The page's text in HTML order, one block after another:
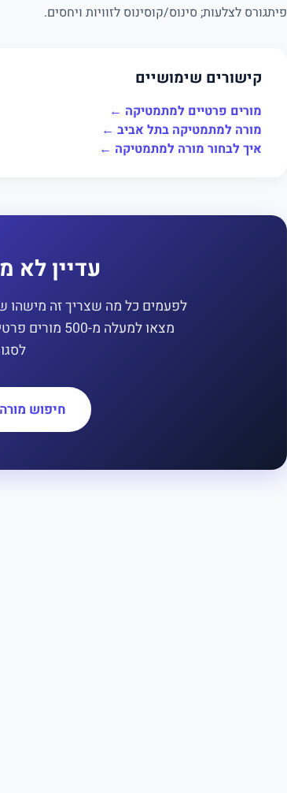
פיתגורס לצלעות; סינוס/קוסינוס לזוויות ויחסים.
קישורים שימושיים
מורים פרטיים למתמטיקה ←
מורה למתמטיקה בתל אביב ←
איך לבחור מורה למתמטיקה ←
עדיין לא מובן
לפעמים כל מה שצריך זה מישהו
מצאו למעלה
חיפוש